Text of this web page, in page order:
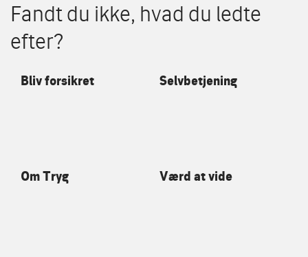
Fandt du ikke, hvad du ledte
efter?
Bliv forsikret Selvbetjening
Om Tryg Værd at vide